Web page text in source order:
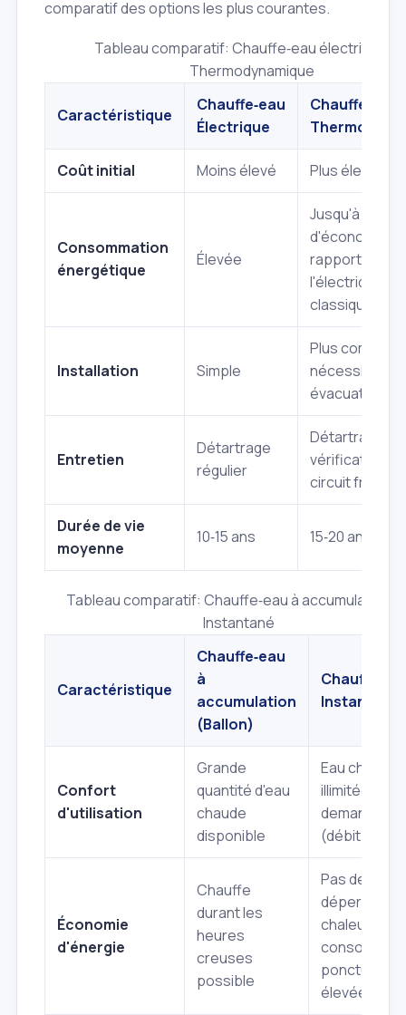
comparatif des options les plus courantes.
Tableau comparatif: Chauffe‑eau électrique
Thermodynamique
Caractéristique
Chauffe‑eau
Électrique
Chauffe‑eau
Coût initial Moins élevé Plus élevé
Consommation
énergétique
Élevée
Jusqu'à 70%
d'économies
rapport à
l'électrique
classique
Installation Simple
Plus
nécessite une
évacuation
Entretien
Détartrage
régulier
Détartrage +
vérification du
circuit
Durée de vie
moyenne
10‑15 ans 15‑20 ans
Tableau comparatif: Chauffe‑eau à accumulation
Instantané
Caractéristique
Chauffe‑eau
à
accumulation
(Ballon)
Instantané
Confort
d'utilisation
Grande
quantité d'eau
chaude
disponible
Eau chaude
illimitée à la
demande
(débit limité)
Économie
d'énergie
Chauffe
durant les
heures
creuses
possible
Pas de
déperdition
chaleur, mais
ponctuelle
élevée